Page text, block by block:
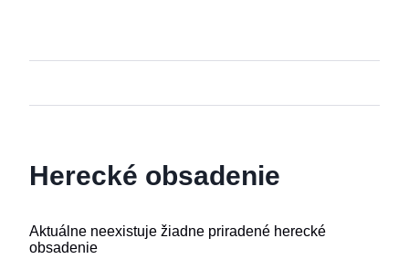
Herecké obsadenie
Aktuálne neexistuje žiadne priradené herecké
obsadenie